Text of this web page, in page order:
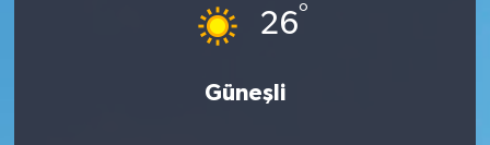
26°
Güneşli